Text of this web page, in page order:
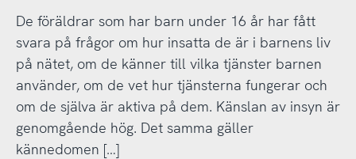
De föräldrar som har barn under 16 år har fått
svara på frågor om hur insatta de är i barnens liv
på nätet, om de känner till vilka tjänster barnen
använder, om de vet hur tjänsterna fungerar och
om de själva är aktiva på dem. Känslan av insyn är
genomgående hög. Det samma gäller
kännedomen […]